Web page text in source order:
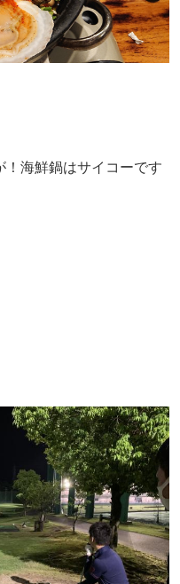
海鮮鍋はサイコーです